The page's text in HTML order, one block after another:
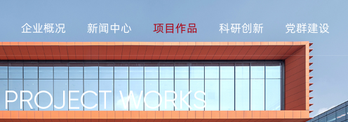
企业概况 新闻中心 项目作品 科研创新 党群建设
PROJECT WORKS